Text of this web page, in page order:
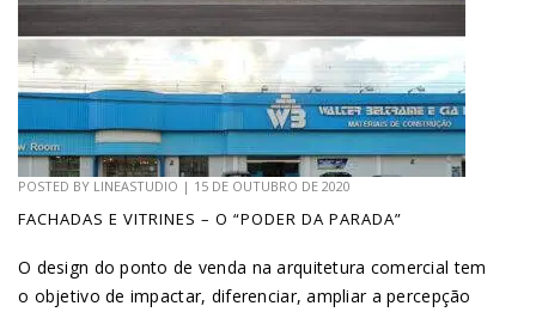
POSTED BY LINEASTUDIO | 15 DE OUTUBRO DE 2020
FACHADAS E VITRINES – O “PODER DA PARADA”
O design do ponto de venda na arquitetura comercial tem
o objetivo de impactar, diferenciar, ampliar a percepção